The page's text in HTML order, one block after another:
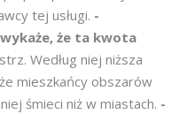
tej usługi. -
że ta kwota
Według niej niższa
mieszkańcy obszarów
śmieci niż w miastach. -